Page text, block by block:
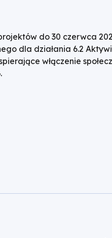
do 30 czerwca
dla działania 6.2
włączenie